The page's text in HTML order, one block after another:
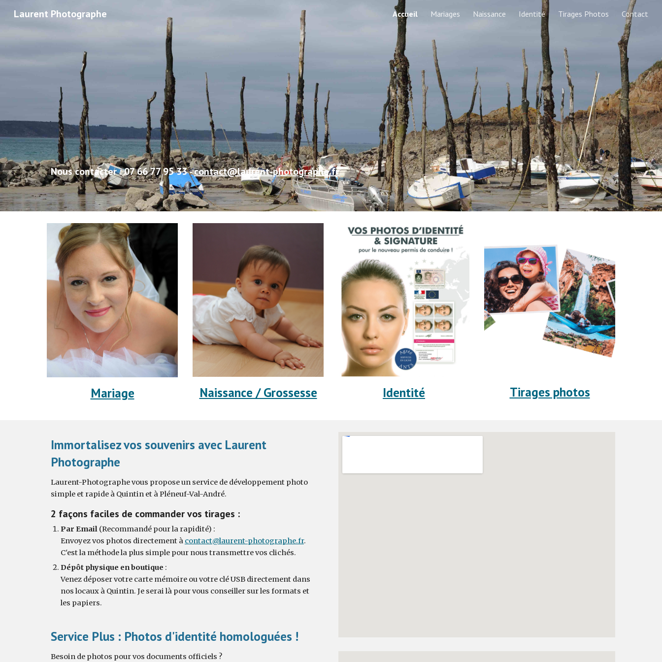
Skip to navigation
Laurent Photographe Accueil Mariages Naissance Identité Tirages Photos Contact
Nouscontacter: 07 66 77 95 33 -contact@laurent-photographe.fr
Mariage Naissance / Grossesse Identité Tirages photos
Immortalisez vos souvenirs avec Laurent
Photographe
Laurent-Photographe vous propose un service de développement photo
simple et rapide à Quintin et à Pléneuf-Val-André.
2 façons faciles de commander vos tirages :
Par Email(Recommandé pour la rapidité) :
Envoyez vos photos directement à contact@laurent-photographe.fr.
C'est la méthode la plus simple pour nous transmettre vos clichés.
Dépôt physique en boutique :
Venez déposer votre carte mémoire ou votre clé USB directement dans
nos locaux à Quintin. Je serai là pour vous conseiller sur les formats et
les papiers.
Service Plus : Photos d'identité homologuées !
Besoin de photos pour vos documents officiels ?